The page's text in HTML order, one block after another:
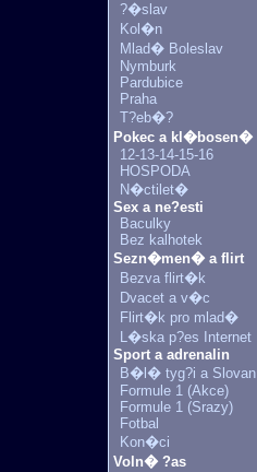
?�slav
Kol�n
Mlad� Boleslav
Nymburk
Pardubice
Praha
T?eb�?
Pokec a kl�bosen�
12-13-14-15-16
HOSPODA
N�ctilet�
Sex a ne?esti
Baculky
Bez kalhotek
Sezn�men� a flirt
Bezva flirt�k
Dvacet a v�c
Flirt�k pro mlad�
L�ska p?es Internet
Sport a adrenalin
B�l� tyg?i a Slovan
Formule 1 (Akce)
Formule 1 (Srazy)
Fotbal
Kon�ci
Voln� ?as